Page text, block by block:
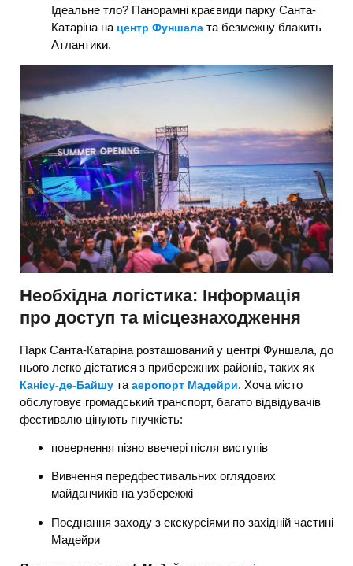
Ідеальне тло? Панорамні краєвиди парку Санта-
Катаріна на центр Фуншала та безмежну блакить
Атлантики.
Необхідна логістика: Інформація
про доступ та місцезнаходження
Парк Санта-Катаріна розташований у центрі Фуншала, до
нього легко дістатися з прибережних районів, таких як
Канісу-де-Байшу та аеропорт Мадейри. Хоча місто
обслуговує громадський транспорт, багато відвідувачів
фестивалю цінують гнучкість:
повернення пізно ввечері після виступів
Вивчення передфестивальних оглядових
майданчиків на узбережжі
Поєднання заходу з екскурсіями по західній частині
Мадейри